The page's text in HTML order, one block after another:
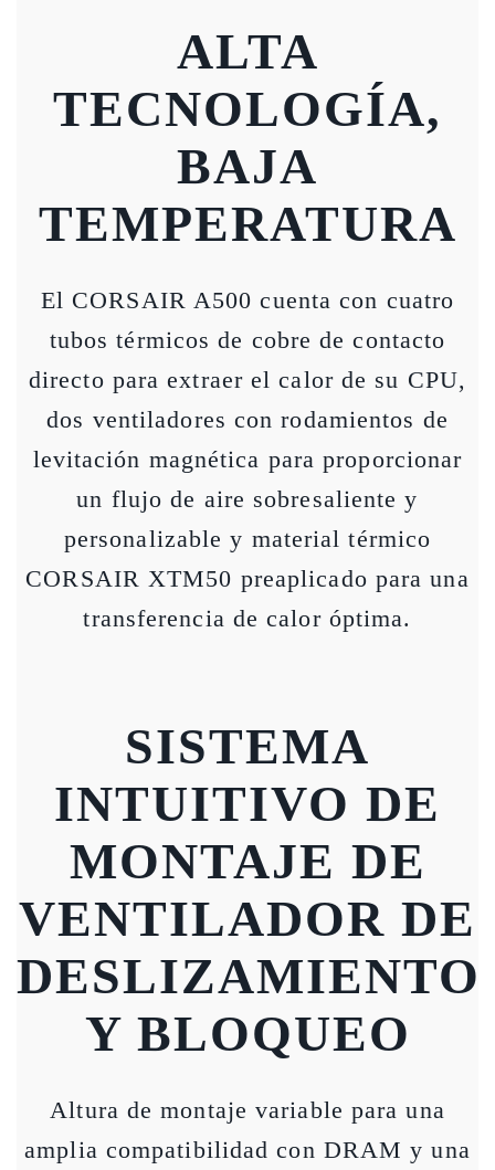
ALTA
TECNOLOGÍA,
BAJA
TEMPERATURA
El CORSAIR A500 cuenta con cuatro
tubos térmicos de cobre de contacto
directo para extraer el calor de su CPU,
dos ventiladores con rodamientos de
levitación magnética para proporcionar
un flujo de aire sobresaliente y
personalizable y material térmico
CORSAIR XTM50 preaplicado para una
transferencia de calor óptima.
SISTEMA
INTUITIVO DE
MONTAJE DE
VENTILADOR DE
DESLIZAMIENTO
Y BLOQUEO
Altura de montaje variable para una
amplia compatibilidad con DRAM y una